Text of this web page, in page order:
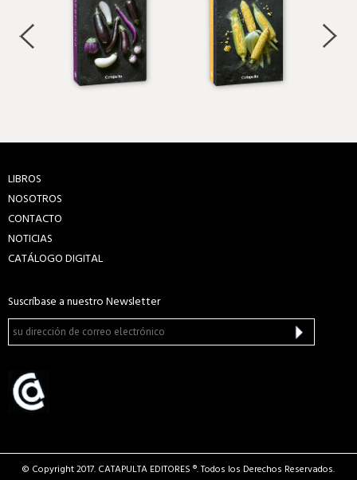
LIBROS
NOSOTROS
CONTACTO
NOTICIAS
CATÁLOGO DIGITAL
Suscríbase a nuestro Newsletter
© Copyright 2017. CATAPULTA EDITORES ®. Todos los Derechos Reservados.